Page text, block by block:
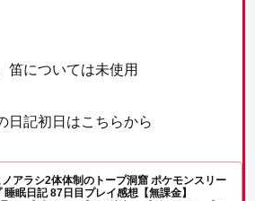
笛については未使用
日記初日はこちらから
ノアラシ2体体制のトープ洞窟 ポケモンスリー
睡眠日記 87日目プレイ感想【無課金】